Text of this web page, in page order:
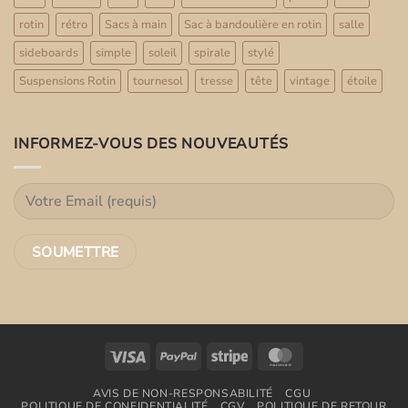
rotin
rétro Sacs à main Sac à bandoulière en rotin
salle
sideboards
simple soleil spirale
stylé
Suspensions Rotin
tournesol tresse tête vintage étoile
INFORMEZ-VOUS DES NOUVEAUTÉS
Visa PayPal Stripe
AVIS DE NON-RESPONSABILITÉ
CGU